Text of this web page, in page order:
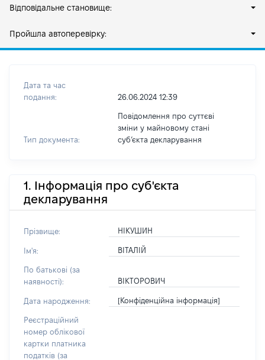
Відповідальне становище:
Пройшла автоперевірку:
Дата та час
подання:
26.06.2024 12:39
Тип документа:
Повідомлення про суттєві
зміни у майновому стані
субʼєкта декларування
1. Інформація про суб'єкта
декларування
Прізвище: НІКУШИН
Ім'я: ВІТАЛІЙ
По батькові (за
наявності):
ВІКТОРОВИЧ
Дата народження: [Конфіденційна інформація]
Реєстраційний
номер облікової
картки платника
податків (за